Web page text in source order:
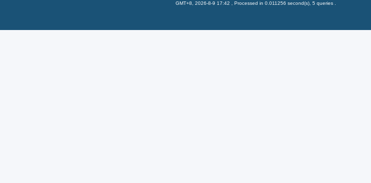
GMT+8, 2026-8-9 17:42 , Processed in 0.011256 second(s), 5 queries .